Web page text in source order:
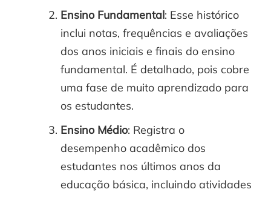
Ensino Fundamental: Esse histórico
inclui notas, frequências e avaliações
dos anos iniciais e finais do ensino
fundamental. É detalhado, pois cobre
uma fase de muito aprendizado para
os estudantes.
Ensino Médio: Registra o
desempenho acadêmico dos
estudantes nos últimos anos da
educação básica, incluindo atividades